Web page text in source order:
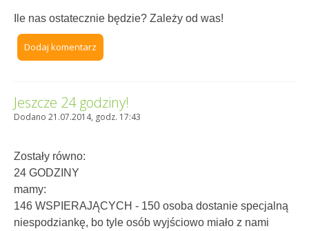
Ile nas ostatecznie będzie? Zależy od was!
Dodaj komentarz
Jeszcze 24 godziny!
Dodano 21.07.2014, godz. 17:43
Zostały równo:
24 GODZINY
mamy:
146 WSPIERAJĄCYCH - 150 osoba dostanie specjalną
niespodziankę, bo tyle osób wyjściowo miało z nami